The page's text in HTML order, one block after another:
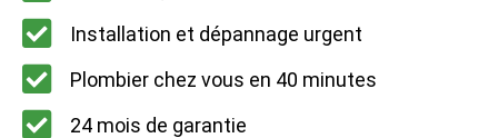
Installation et dépannage urgent
Plombier chez vous en 40 minutes
24 mois de garantie